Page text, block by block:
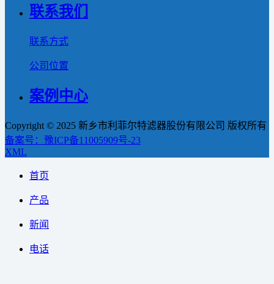
联系我们
联系方式
公司位置
案例中心
Copyright © 2025 新乡市利菲尔特滤器股份有限公司 版权所有
备案号：豫ICP备11005909号-23
XML
首页
产品
新闻
电话